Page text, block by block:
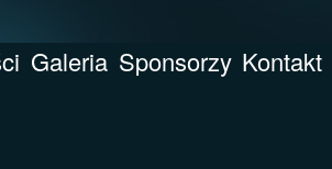
Galeria Sponsorzy Kontakt